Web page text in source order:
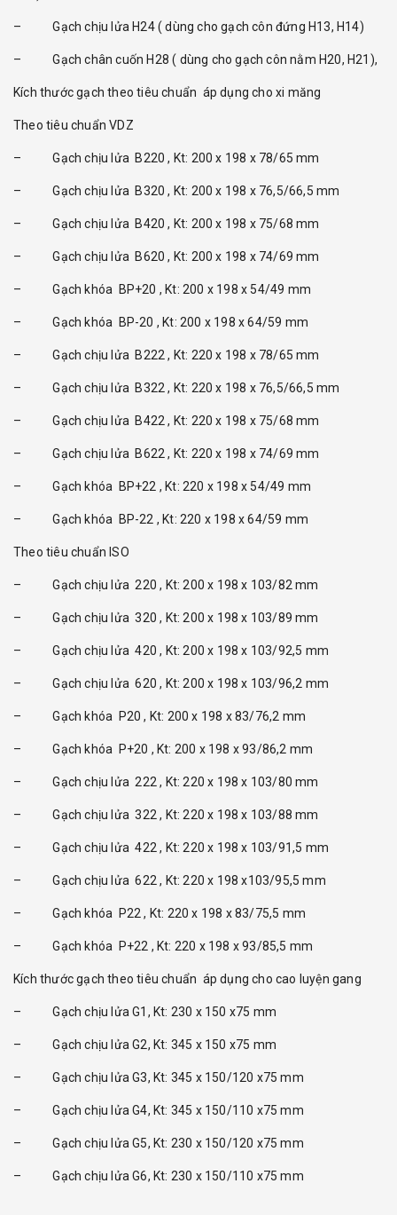
– Gạch chịu lửa H24 ( dùng cho gạch côn đứng H13, H14)
– Gạch chân cuốn H28 ( dùng cho gạch côn nằm H20, H21),
Kích thước gạch theo tiêu chuẩn áp dụng cho xi măng
Theo tiêu chuẩn VDZ
– Gạch chịu lửa B220 , Kt: 200 x 198 x 78/65 mm
– Gạch chịu lửa B320 , Kt: 200 x 198 x 76,5/66,5 mm
– Gạch chịu lửa B420 , Kt: 200 x 198 x 75/68 mm
– Gạch chịu lửa B620 , Kt: 200 x 198 x 74/69 mm
– Gạch khóa BP+20 , Kt: 200 x 198 x 54/49 mm
– Gạch khóa BP-20 , Kt: 200 x 198 x 64/59 mm
– Gạch chịu lửa B222 , Kt: 220 x 198 x 78/65 mm
– Gạch chịu lửa B322 , Kt: 220 x 198 x 76,5/66,5 mm
– Gạch chịu lửa B422 , Kt: 220 x 198 x 75/68 mm
– Gạch chịu lửa B622 , Kt: 220 x 198 x 74/69 mm
– Gạch khóa BP+22 , Kt: 220 x 198 x 54/49 mm
– Gạch khóa BP-22 , Kt: 220 x 198 x 64/59 mm
Theo tiêu chuẩn ISO
– Gạch chịu lửa 220 , Kt: 200 x 198 x 103/82 mm
– Gạch chịu lửa 320 , Kt: 200 x 198 x 103/89 mm
– Gạch chịu lửa 420 , Kt: 200 x 198 x 103/92,5 mm
– Gạch chịu lửa 620 , Kt: 200 x 198 x 103/96,2 mm
– Gạch khóa P20 , Kt: 200 x 198 x 83/76,2 mm
– Gạch khóa P+20 , Kt: 200 x 198 x 93/86,2 mm
– Gạch chịu lửa 222 , Kt: 220 x 198 x 103/80 mm
– Gạch chịu lửa 322 , Kt: 220 x 198 x 103/88 mm
– Gạch chịu lửa 422 , Kt: 220 x 198 x 103/91,5 mm
– Gạch chịu lửa 622 , Kt: 220 x 198 x103/95,5 mm
– Gạch khóa P22 , Kt: 220 x 198 x 83/75,5 mm
– Gạch khóa P+22 , Kt: 220 x 198 x 93/85,5 mm
Kích thước gạch theo tiêu chuẩn áp dụng cho cao luyện gang
– Gạch chịu lửa G1, Kt: 230 x 150 x75 mm
– Gạch chịu lửa G2, Kt: 345 x 150 x75 mm
– Gạch chịu lửa G3, Kt: 345 x 150/120 x75 mm
– Gạch chịu lửa G4, Kt: 345 x 150/110 x75 mm
– Gạch chịu lửa G5, Kt: 230 x 150/120 x75 mm
– Gạch chịu lửa G6, Kt: 230 x 150/110 x75 mm